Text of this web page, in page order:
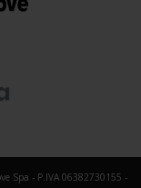
Spa - P.IVA 06382730155 -